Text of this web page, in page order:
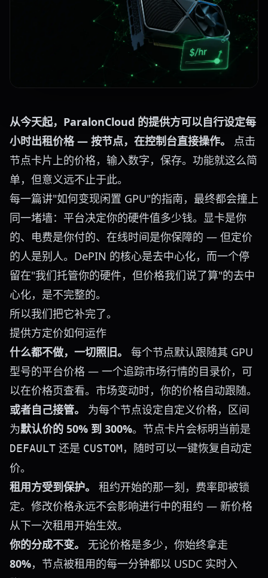
从今天起，ParalonCloud 的提供方可以自行设定每
小时出租价格 — 按节点，在控制台直接操作。
点击
节点卡片上的价格，输入数字，保存。功能就这么简
单，但意义远不止于此。
每一篇讲"如何变现闲置 GPU"的指南，最终都会撞上
同一堵墙：平台决定你的硬件值多少钱。显卡是你
的、电费是你付的、在线时间是你保障的 — 但定价
的人是别人。DePIN 的核心是去中心化，而一个停
留在"我们托管你的硬件，但价格我们说了算"的去中
心化，是不完整的。
所以我们把它补完了。
提供方定价如何运作
什么都不做，一切照旧。
每个节点默认跟随其 GPU
型号的平台价格 — 一个追踪市场行情的目录价，可
以在价格页查看。市场变动时，你的价格自动跟随。
或者自己接管。
为每个节点设定自定义价格，区间
为默认价的 50% 到 300%。节点卡片会标明当前是
DEFAULT 还是 CUSTOM，随时可以一键恢复自动定
价。
租用方受到保护。
租约开始的那一刻，费率即被锁
定。修改价格永远不会影响进行中的租约 — 新价格
从下一次租用开始生效。
你的分成不变。
无论价格是多少，你始终拿走
80%，节点被租用的每一分钟都以 USDC 实时入